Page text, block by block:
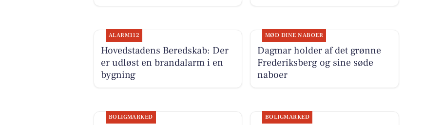
ALARM112
Hovedstadens Beredskab: Der
er udløst en brandalarm i en
bygning
MØD DINE NABOER
Dagmar holder af det grønne
Frederiksberg og sine søde
naboer
BOLIGMARKED BOLIGMARKED